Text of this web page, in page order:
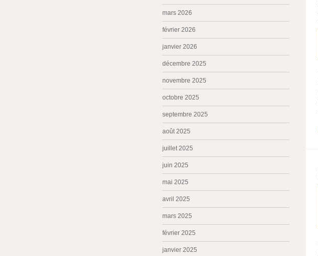
mars 2026
février 2026
janvier 2026
décembre 2025
novembre 2025
octobre 2025
septembre 2025
août 2025
juillet 2025
juin 2025
mai 2025
avril 2025
mars 2025
février 2025
janvier 2025